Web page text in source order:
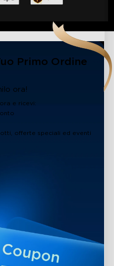
Primo Ordine
ora!
e ricevi:
offerte speciali ed eventi